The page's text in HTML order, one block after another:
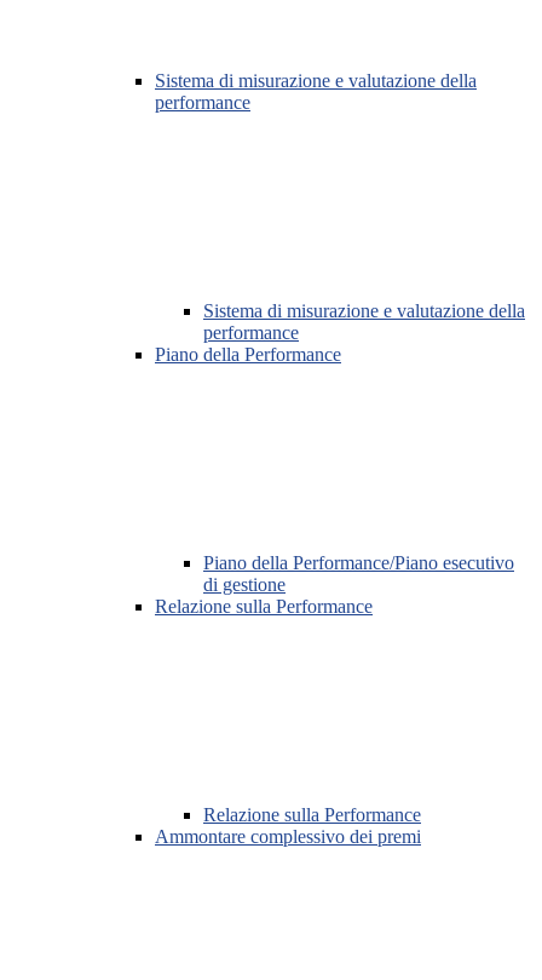
Sistema di misurazione e valutazione della
performance
Sistema di misurazione e valutazione della
performance
Piano della Performance
Piano della Performance/Piano esecutivo
di gestione
Relazione sulla Performance
Relazione sulla Performance
Ammontare complessivo dei premi